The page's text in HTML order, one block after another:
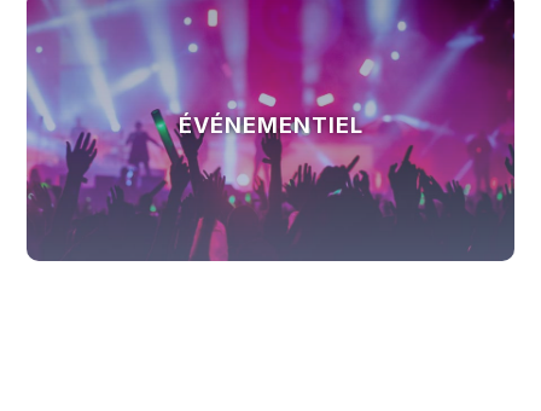
ÉVÉNEMENTIEL